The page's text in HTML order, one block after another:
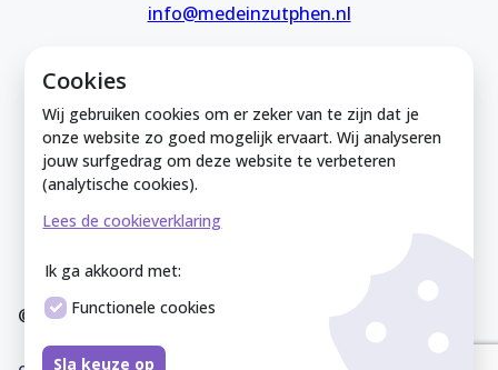
Cookies
Wij gebruiken cookies om er zeker van te zijn dat je
onze website zo goed mogelijk ervaart. Wij analyseren
jouw surfgedrag om deze website te verbeteren
(analytische cookies).
Lees de cookieverklaring
Ik ga akkoord met:
Functionele cookies
Sla keuze op
info@medeinzutphen.nl
Mede in Zutphen is onderdeel van de
Zutphense Uitdaging. KVK Zutphense
Uitdaging: 08212926
© Mede In Zutphen 2025
Disclaimer
Privacyverklaring